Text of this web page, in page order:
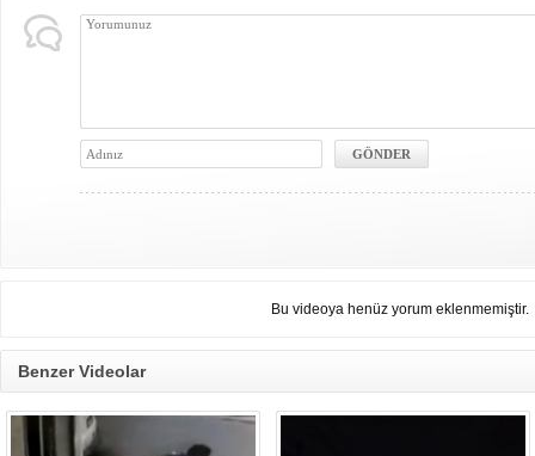
Bu videoya henüz yorum eklenmemiştir.
Benzer Videolar